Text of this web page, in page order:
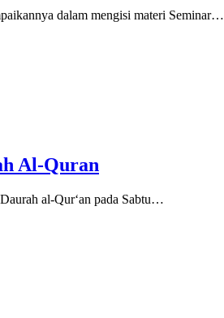
dalam mengisi materi Seminar…
Al-Quran
al-Qur‘an pada Sabtu…